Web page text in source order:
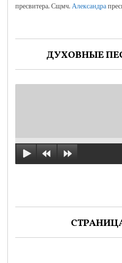
пресвитера. Сщмч. Александра
ДУХОВНЫЕ